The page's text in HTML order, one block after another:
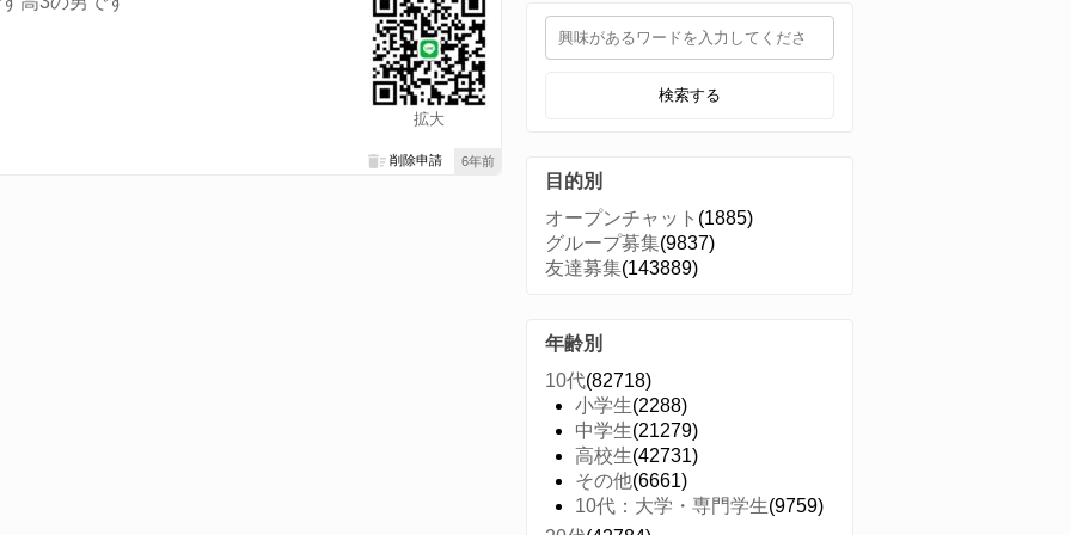
拡大
6年前
削除申請
検索する
目的別
オープンチャット (1885)
グループ募集(9837)
友達募集(143889)
年齢別
10代(82718)
小学生(2288)
中学生(21279)
高校生(42731)
その他(6661)
10代：大学・専門学生(9759)